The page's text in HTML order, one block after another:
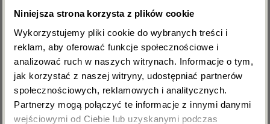
Niniejsza strona korzysta z plików cookie
Wykorzystujemy pliki cookie do wybranych treści i
reklam, aby oferować funkcje społecznościowe i
analizować ruch w naszych witrynach. Informacje o tym,
jak korzystać z naszej witryny, udostępniać partnerów
społecznościowych, reklamowych i analitycznych.
Partnerzy mogą połączyć te informacje z innymi danymi
wejściowymi od Ciebie lub uzyskanymi podczas
m
Dostawa “Flower boxów z goździkami” odbywa się za
pośrednictwem firmy kurierskiej DPD, DHL, InPost.
Na terenie Warszawy dostawa jest możliwa tego
samego dnia po uprzednim kontakcie telefonicznym.
Dostawa oraz bilecik są darmowe.
Wymiary pudełka:
wysokość- 22 cm.
Zapisz się do newslettera i zgarnij
rabat na pierwsze zakupy!